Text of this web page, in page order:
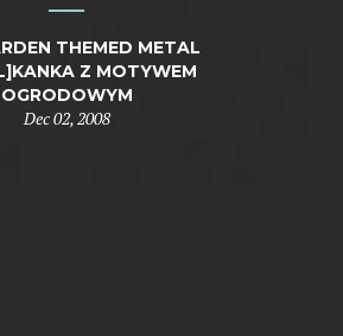
THEMED METAL
Z MOTYWEM
OGRODOWYM
Dec 02, 2008